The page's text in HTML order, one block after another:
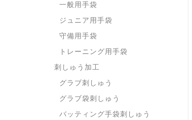
一般用手袋
ジュニア用手袋
守備用手袋
トレーニング用手袋
刺しゅう加工
グラブ刺しゅう
グラブ袋刺しゅう
バッティング手袋刺しゅう